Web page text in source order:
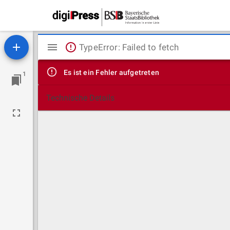
1
Mirador
Viewer
TypeError: Failed to fetch
Es ist ein Fehler aufgetreten
Technische Details